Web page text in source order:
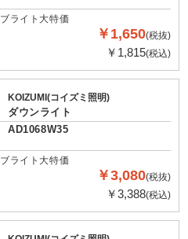
ブライト大特価
￥1,650(税抜)
￥1,815(税込)
KOIZUMI(コイズミ照明)
ダウンライト
AD1068W35
ブライト大特価
￥3,080(税抜)
￥3,388(税込)